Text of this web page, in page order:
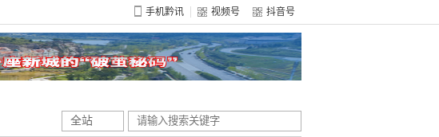
手机黔讯 视频号 抖音号
全站